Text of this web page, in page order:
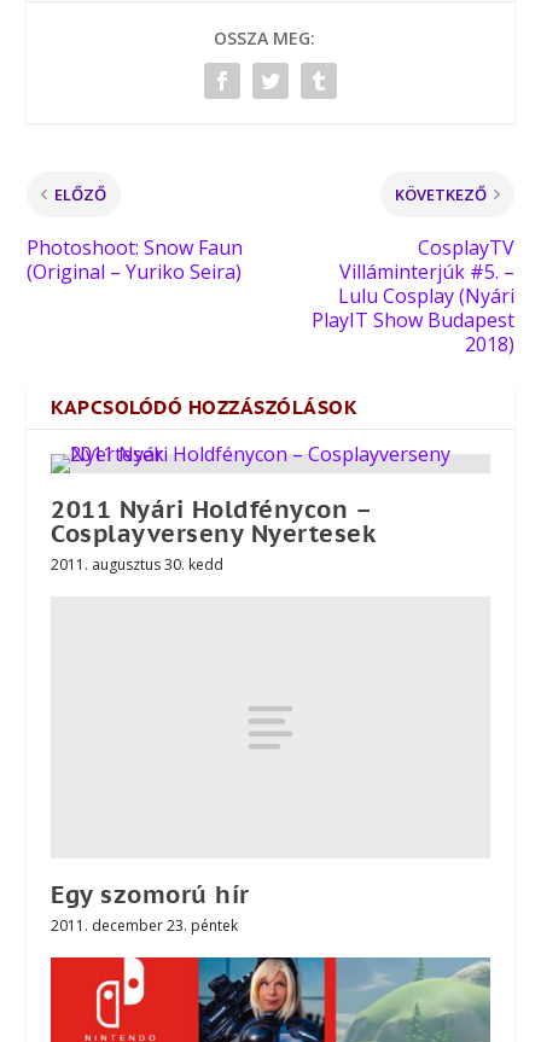
OSSZA MEG:
ELŐZŐ
Photoshoot: Snow Faun
(Original – Yuriko Seira)
KÖVETKEZŐ
CosplayTV
Villáminterjúk #5. –
Lulu Cosplay (Nyári
PlayIT Show Budapest
2018)
KAPCSOLÓDÓ HOZZÁSZÓLÁSOK
2011 Nyári Holdfénycon –
Cosplayverseny Nyertesek
2011. augusztus 30. kedd
Egy szomorú hír
2011. december 23. péntek